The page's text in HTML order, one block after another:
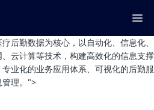
后勤数据为核心，以自动化、信息化、
云计算等技术，构建高效化的信息支撑
业化的业务应用体系、可视化的后勤服
管理。">